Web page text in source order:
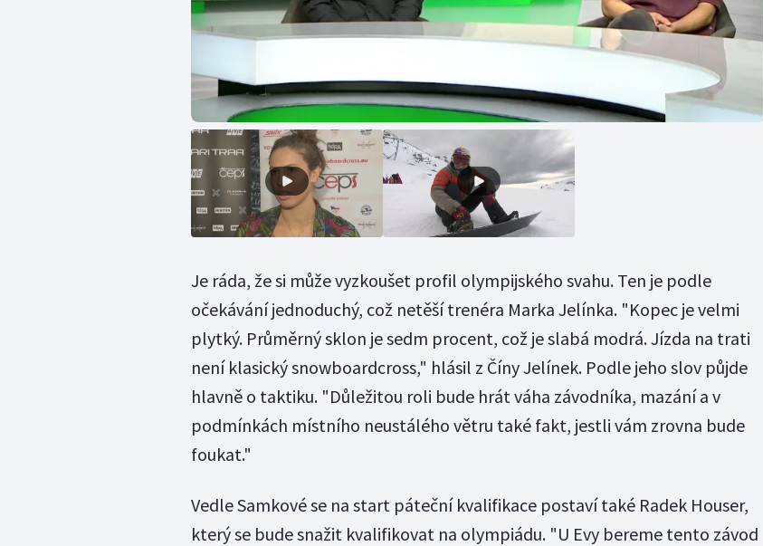
Je ráda, že si může vyzkoušet profil olympijského svahu. Ten je podle
očekávání jednoduchý, což netěší trenéra Marka Jelínka. "Kopec je velmi
plytký. Průměrný sklon je sedm procent, což je slabá modrá. Jízda na trati
není klasický snowboardcross," hlásil z Číny Jelínek. Podle jeho slov půjde
hlavně o taktiku. "Důležitou roli bude hrát váha závodníka, mazání a v
podmínkách místního neustálého větru také fakt, jestli vám zrovna bude
foukat."
Vedle Samkové se na start páteční kvalifikace postaví také Radek Houser,
který se bude snažit kvalifikovat na olympiádu. "U Evy bereme tento závod